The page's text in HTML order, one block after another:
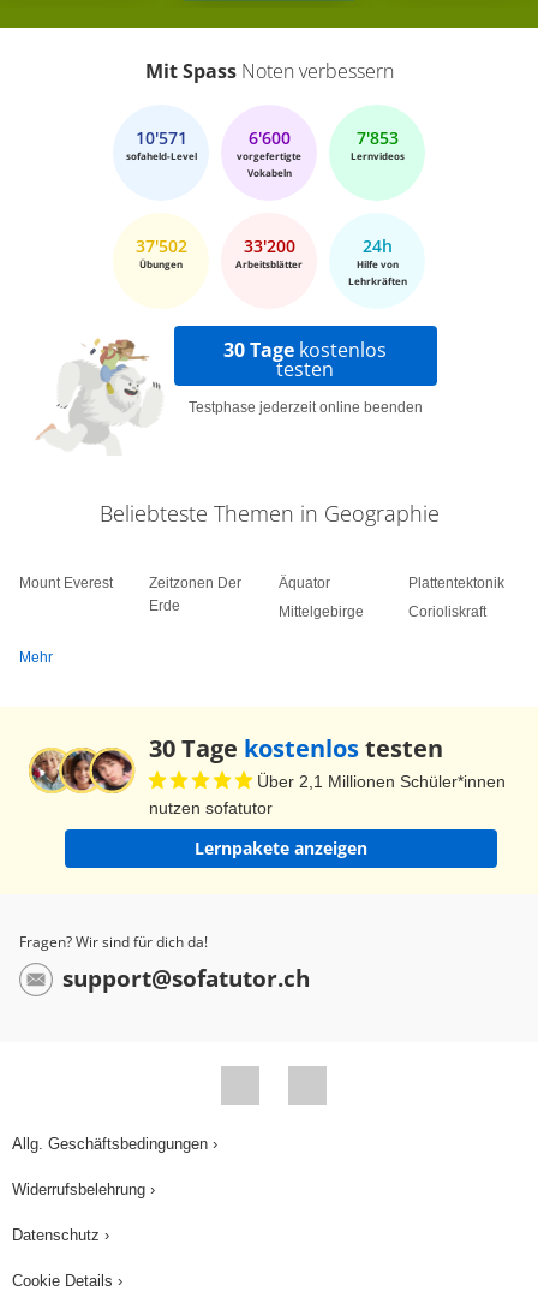
Mit SpassNoten verbessern
10'571
sofaheld-Level
6'600
vorgefertigte
Vokabeln
7'853
Lernvideos
37'502
Übungen
33'200
Arbeitsblätter
24h
Hilfe von
Lehrkräften
30 Tage kostenlos
testen
Testphase jederzeit online beenden
Beliebteste Themen in Geographie
Mount Everest
Zeitzonen Der
Erde
Äquator
Mittelgebirge
Plattentektonik
Corioliskraft
Mehr
30 Tage kostenlostesten
Über 2,1 Millionen Schüler*innen
nutzen sofatutor
Lernpakete anzeigen
Fragen? Wir sind für dich da!
support@sofatutor.ch
Allg. Geschäftsbedingungen ›
Widerrufsbelehrung ›
Datenschutz ›
Cookie Details ›